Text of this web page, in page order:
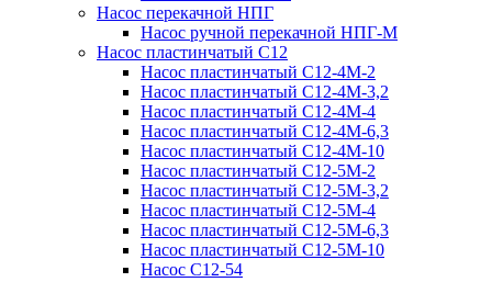
Насос перекачной НПГ
Насос ручной перекачной НПГ-М
Насос пластинчатый С12
Насос пластинчатый С12-4М-2
Насос пластинчатый С12-4М-3,2
Насос пластинчатый С12-4М-4
Насос пластинчатый С12-4М-6,3
Насос пластинчатый С12-4М-10
Насос пластинчатый С12-5М-2
Насос пластинчатый С12-5М-3,2
Насос пластинчатый С12-5М-4
Насос пластинчатый С12-5М-6,3
Насос пластинчатый С12-5М-10
Насос С12-54